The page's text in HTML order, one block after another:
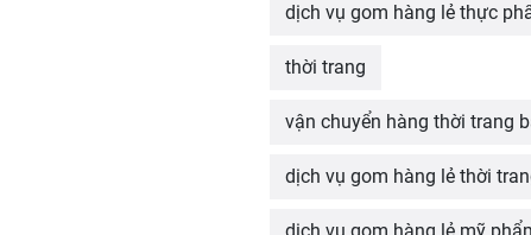
dịch vụ gom hàng lẻ thực
thời trang
vận chuyển hàng thời trang
dịch vụ gom hàng lẻ thời